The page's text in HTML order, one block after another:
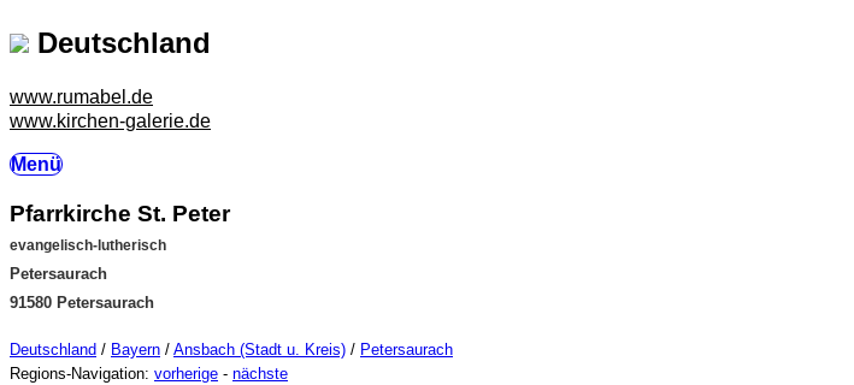
Deutschland
www.rumabel.de
www.kirchen-galerie.de
Menü
Pfarrkirche St. Peter
evangelisch-lutherisch
Petersaurach
91580 Petersaurach
Deutschland / Bayern / Ansbach (Stadt u. Kreis) / Petersaurach
Regions-Navigation: vorherige - nächste